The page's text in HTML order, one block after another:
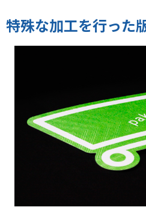
特殊な加工を行った